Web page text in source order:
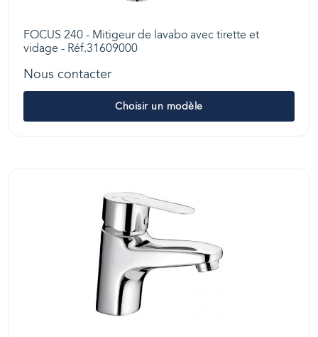
FOCUS 240 - Mitigeur de lavabo avec tirette et
vidage - Réf.31609000
Nous contacter
Choisir un modèle